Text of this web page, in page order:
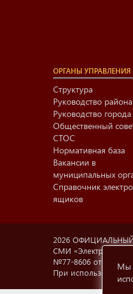
ОРГАНЫ УПРАВЛЕНИЯ
Структура
Руководство района
Руководство города
Общественный
СТОС
Нормативная база
Вакансии в
муниципальных
Справочник
ящиков
2026
СМИ «Электронный
№77-8606 от
При использовании
Мы